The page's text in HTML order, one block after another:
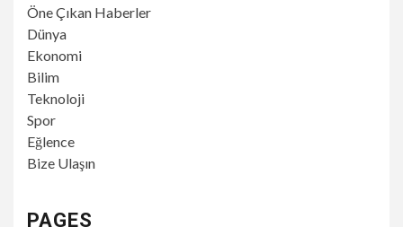
Öne Çıkan Haberler
Dünya
Ekonomi
Bilim
Teknoloji
Spor
Eğlence
Bize Ulaşın
PAGES